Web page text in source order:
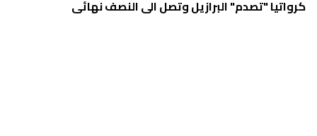
كرواتيا "تصدم" البرازيل وتصل الى النصف نهائي